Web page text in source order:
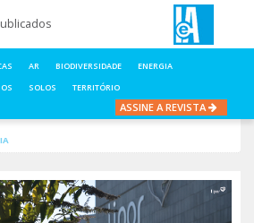
AR BIODIVERSIDADE
ENERGIA
SOLOS TERRITÓRIO
ASSINE A REVISTA